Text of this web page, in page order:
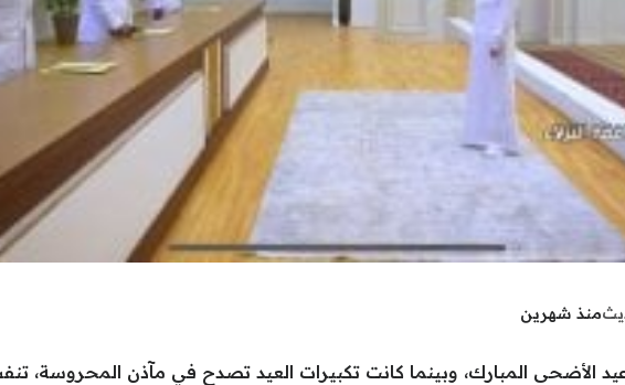
منذ شهرين
الأضحى المبارك، وبينما كانت تكبيرات العيد تصدح في مآذن المحروسة،